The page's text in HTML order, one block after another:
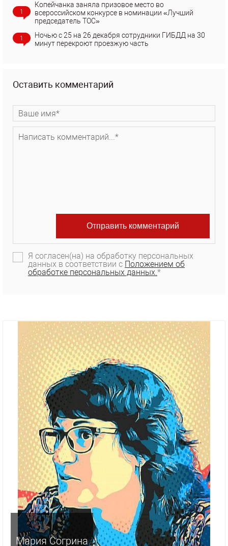
1
Копейчанка заняла призовое место во
всероссийском конкурсе в номинации «Лучший
председатель ТОС»
1
Ночью с 25 на 26 декабря сотрудники ГИБДД на 30
минут перекроют проезжую часть
Оставить комментарий
Я согласен(на) на обработку персональных
данных в соответствии с Положением об
обработке персональных данных.*
Мария Согрина